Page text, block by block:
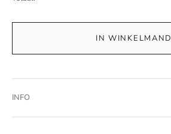
IN WINKELMAND
INFO